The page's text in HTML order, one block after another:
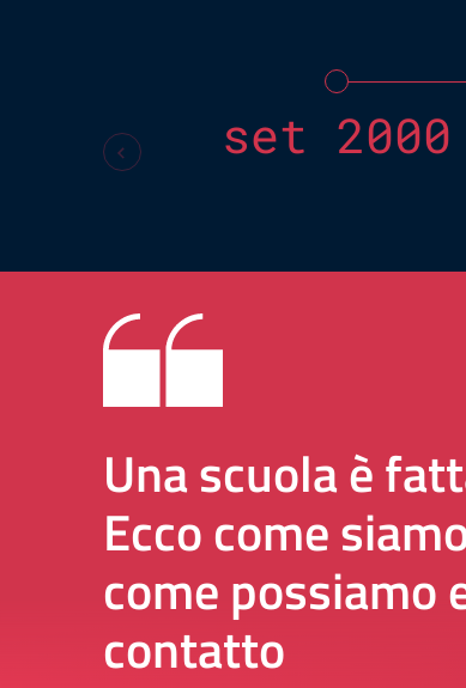
set 2000
Una scuola è
Ecco come
come possiamo
contatto